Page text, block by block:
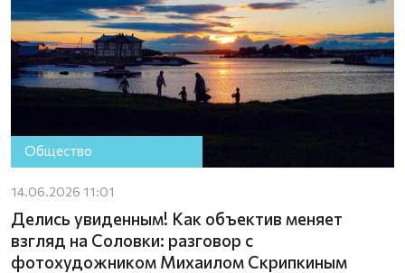
Общество
14.06.2026 11:01
Делись увиденным! Как объектив меняет
взгляд на Соловки: разговор с
фотохудожником Михаилом Скрипкиным